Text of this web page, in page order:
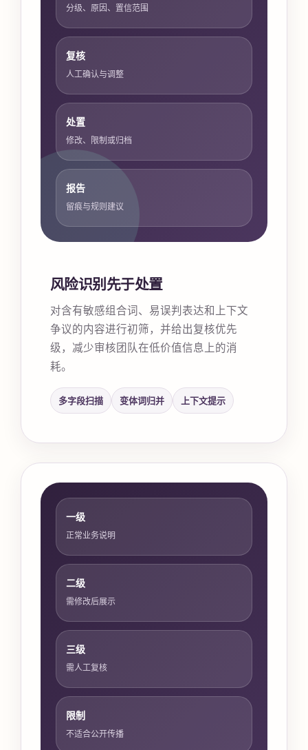
分级、原因、置信范围
复核
人工确认与调整
处置
修改、限制或归档
报告
留痕与规则建议
风险识别先于处置
对含有敏感组合词、易误判表达和上下文
争议的内容进行初筛，并给出复核优先
级，减少审核团队在低价值信息上的消
耗。
多字段扫描 变体词归并 上下文提示
一级
正常业务说明
二级
需修改后展示
三级
需人工复核
限制
不适合公开传播